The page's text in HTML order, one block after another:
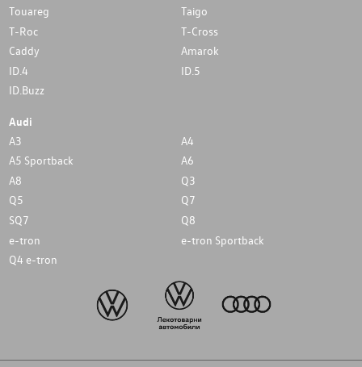
Touareg
Taigo
T-Roc
T-Cross
Caddy
Amarok
ID.4
ID.5
ID.Buzz
Audi
A3
A4
A5 Sportback
A6
A8
Q3
Q5
Q7
SQ7
Q8
e-tron
e-tron Sportback
Q4 e-tron